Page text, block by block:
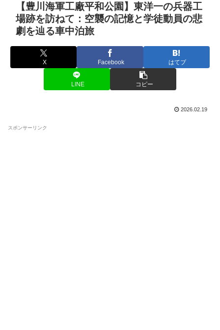
【豊川海軍工廠平和公園】東洋一の兵器工
場跡を訪ねて：空襲の記憶と学徒動員の悲
劇を辿る車中泊旅
X Facebook はてブ
LINE コピー
2026.02.19
スポンサーリンク